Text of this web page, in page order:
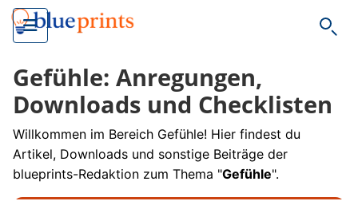
Gefühle: Anregungen,
Downloads und Checklisten
Willkommen im Bereich Gefühle! Hier findest du
Artikel, Downloads und sonstige Beiträge der
blueprints-Redaktion zum Thema "Gefühle".